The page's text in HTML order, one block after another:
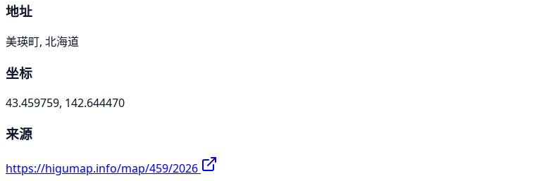
地址
美瑛町, 北海道
坐标
43.459759, 142.644470
来源
https://higumap.info/map/459/2026